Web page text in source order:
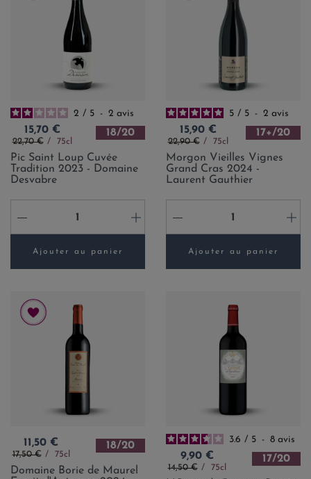
2 / 5 - 2 avis
Prix
15,70 €
Prix de base
22,70 € 75cl
18/20
Pic Saint Loup Cuvée
Tradition 2023 - Domaine
Desvabre
- +
Ajouter au panier
5 / 5 - 2 avis
Prix
15,90 €
Prix de base
22,90 € 75cl
17+/20
Morgon Vieilles Vignes
Grand Cras 2024 -
Laurent Gauthier
- +
Ajouter au panier
Prix
11,50 €
Prix de base
17,50 € 75cl
18/20
Domaine Borie de Maurel
3.6 / 5 - 8 avis
Prix
9,90 €
Prix de base
14,50 € 75cl
17/20